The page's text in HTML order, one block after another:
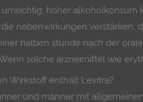
hoher alkoholkonsum
nebenwirkungen verstärken,
halben stunde nach der
solche arzneimittel wie
Wirkstoff enthält Levitra?
und männer mit